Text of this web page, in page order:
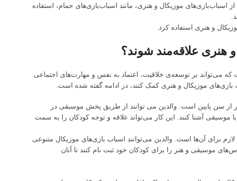
موزیکال و هنری، مانند اسباب‌بازی‌های حمام، استفاده
و هنری استفاده کرد.
هنری علاقه‌مند شوند؟
می‌تواند بر توسعه‌ی خلاقیت، اعتماد به نفس و مهارت‌های اجتماعی
موزیکال و هنری کمک کنند، در ادامه گفته شده است.
از سن پایین است. والدین می توانند از طریق پخش موسیقی در
آشنا کنند. این کار می‌تواند علاقه و توجه کودکان را به سمت
برای آن‌ها است. والدین می‌توانند اسباب بازی‌های موزیکال متنوعی
موسیقی و هنر را برای کودکان خود ثبت نام کنند تا آنان